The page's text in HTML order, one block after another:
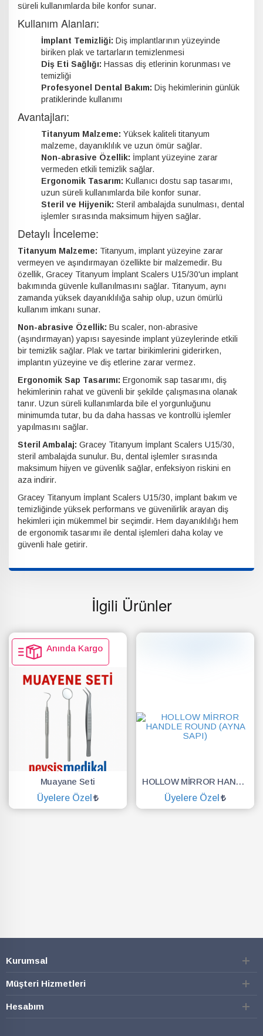
süreli kullanımlarda bile konfor sunar.
Kullanım Alanları:
İmplant Temizliği: Diş implantlarının yüzeyinde
biriken plak ve tartarların temizlenmesi
Diş Eti Sağlığı: Hassas diş etlerinin korunması ve
temizliği
Profesyonel Dental Bakım: Diş hekimlerinin günlük
pratiklerinde kullanımı
Avantajları:
Titanyum Malzeme: Yüksek kaliteli titanyum
malzeme, dayanıklılık ve uzun ömür sağlar.
Non-abrasive Özellik: İmplant yüzeyine zarar
vermeden etkili temizlik sağlar.
Ergonomik Tasarım: Kullanıcı dostu sap tasarımı,
uzun süreli kullanımlarda bile konfor sunar.
Steril ve Hijyenik: Steril ambalajda sunulması, dental
işlemler sırasında maksimum hijyen sağlar.
Detaylı İnceleme:
Titanyum Malzeme: Titanyum, implant yüzeyine zarar
vermeyen ve aşındırmayan özellikte bir malzemedir. Bu
özellik, Gracey Titanyum İmplant Scalers U15/30'un implant
bakımında güvenle kullanılmasını sağlar. Titanyum, aynı
zamanda yüksek dayanıklılığa sahip olup, uzun ömürlü
kullanım imkanı sunar.
Non-abrasive Özellik: Bu scaler, non-abrasive
(aşındırmayan) yapısı sayesinde implant yüzeylerinde etkili
bir temizlik sağlar. Plak ve tartar birikimlerini giderirken,
implantın yüzeyine ve diş etlerine zarar vermez.
Ergonomik Sap Tasarımı: Ergonomik sap tasarımı, diş
hekimlerinin rahat ve güvenli bir şekilde çalışmasına olanak
tanır. Uzun süreli kullanımlarda bile el yorgunluğunu
minimumda tutar, bu da daha hassas ve kontrollü işlemler
yapılmasını sağlar.
Steril Ambalaj: Gracey Titanyum İmplant Scalers U15/30,
steril ambalajda sunulur. Bu, dental işlemler sırasında
maksimum hijyen ve güvenlik sağlar, enfeksiyon riskini en
aza indirir.
Gracey Titanyum İmplant Scalers U15/30, implant bakım ve
temizliğinde yüksek performans ve güvenilirlik arayan diş
hekimleri için mükemmel bir seçimdir. Hem dayanıklılığı hem
de ergonomik tasarımı ile dental işlemleri daha kolay ve
güvenli hale getirir.
İlgili Ürünler
Anında Kargo
Muayane Seti
Üyelere Özel
HOLLOW MİRROR HANDLE ROUND (AYNA SAPI)
Üyelere Özel
Kurumsal
Müşteri Hizmetleri
Hesabım